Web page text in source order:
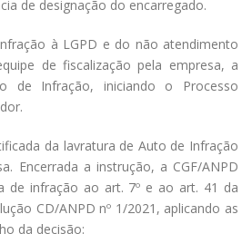
de designação do encarregado.
à LGPD e do não atendimento
de fiscalização pela empresa, a
de Infração, iniciando o Processo
da lavratura de Auto de Infração
Encerrada a instrução, a CGF/ANPD
de infração ao art. 7º e ao art. 41 da
CD/ANPD nº 1/2021, aplicando as
da decisão: